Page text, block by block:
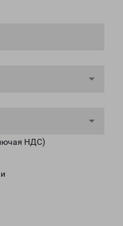
НДС)